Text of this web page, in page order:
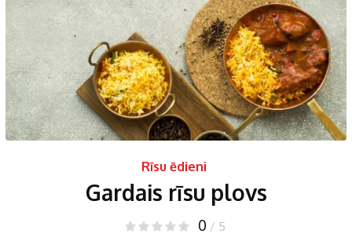
Rīsu ēdieni
Gardais rīsu plovs
0 / 5